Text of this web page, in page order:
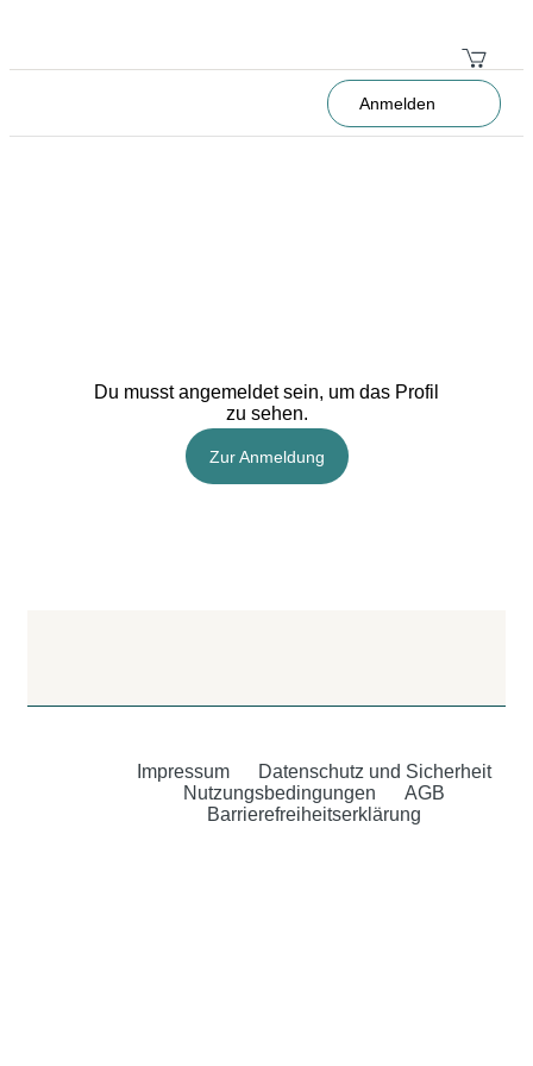
Anmelden
Du musst angemeldet sein, um das Profil
zu sehen.
Zur Anmeldung
Impressum
Datenschutz und Sicherheit
Nutzungsbedingungen
AGB
Barrierefreiheitserklärung